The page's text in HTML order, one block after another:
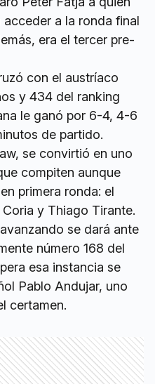
a la ronda final
era el tercer pre-
con el austríaco
y 434 del ranking
le ganó por 6-4, 4-6
de partido.
se convirtió en uno
compiten aunque
primera ronda: el
y Thiago Tirante.
se dará ante
número 168 del
esa instancia se
Pablo Andujar, uno
certamen.